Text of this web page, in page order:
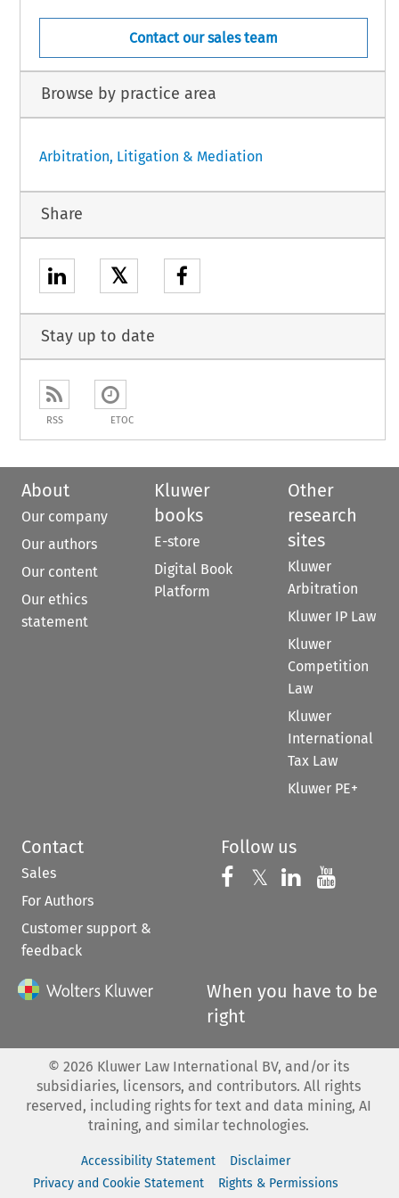
Contact our sales team
Browse by practice area
Arbitration, Litigation & Mediation
Share
𝕏
Stay up to date
RSS ETOC
About
Our company
Our authors
Our content
Our ethics
statement
Kluwer
books
E-store
Digital Book
Platform
Other
research
sites
Kluwer
Arbitration
Kluwer IP Law
Kluwer
Competition
Law
Kluwer
International
Tax Law
Kluwer PE+
Contact
Sales
For Authors
Customer support &
feedback
Follow us
Follow us on
𝕏 Follow us on
Follow us
When you have to be
right
© 2026 Kluwer Law International BV, and/or its
subsidiaries, licensors, and contributors. All rights
reserved, including rights for text and data mining, AI
training, and similar technologies.
Accessibility Statement
Disclaimer
Privacy and Cookie Statement
Rights & Permissions